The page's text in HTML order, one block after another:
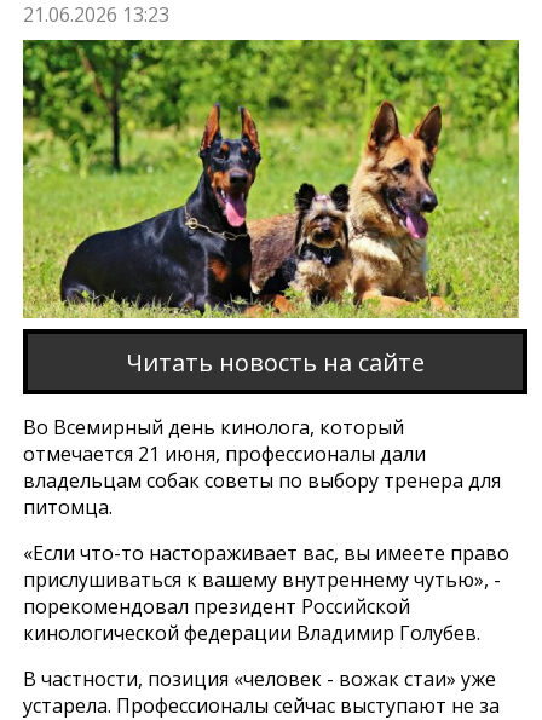
21.06.2026 13:23
Читать новость на сайте
Во Всемирный день кинолога, который
отмечается 21 июня, профессионалы дали
владельцам собак советы по выбору тренера для
питомца.
«Если что-то настораживает вас, вы имеете право
прислушиваться к вашему внутреннему чутью», -
порекомендовал президент Российской
кинологической федерации Владимир Голубев.
В частности, позиция «человек - вожак стаи» уже
устарела. Профессионалы сейчас выступают не за